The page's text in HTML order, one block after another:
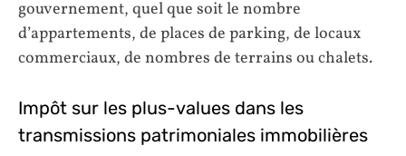
gouvernement, quel que soit le nombre
d’appartements, de places de parking, de locaux
commerciaux, de nombres de terrains ou chalets.
Impôt sur les plus-values dans les
transmissions patrimoniales immobilières